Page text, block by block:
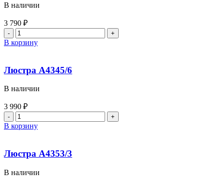
В наличии
3 790 ₽
В корзину
Люстра A4345/6
В наличии
3 990 ₽
В корзину
Люстра A4353/3
В наличии